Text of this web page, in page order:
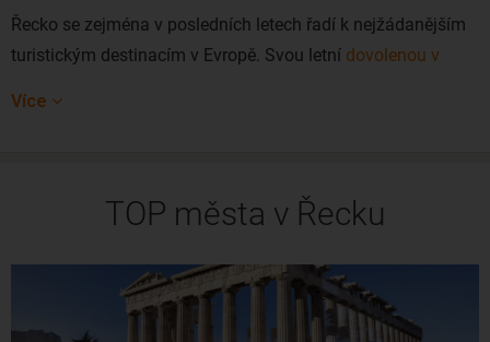
Řecko se zejména v posledních letech řadí k nejžádanějším
turistickým destinacím v Evropě. Svou letní dovolenou v
Jak na levné letenky do Řecka
Do Řecka si zaakční ceny zaletětnapříklad i přímo z Prahy,
a to prostřednictvím nízkonákladové letecké společnosti
Ryanair, nebo ze sousední Vídně, ze které provozuje své lety
Více
TOP města v Řecku